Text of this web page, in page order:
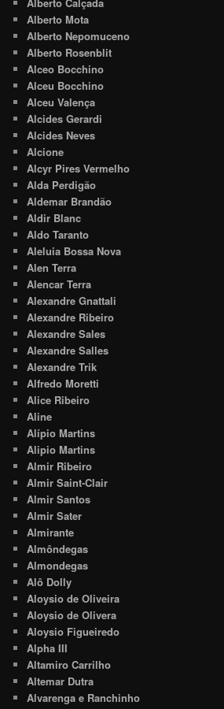
Alberto Mota
Alberto Nepomuceno
Alberto Rosenblit
Alceo Bocchino
Alceu Bocchino
Alceu Valença
Alcides Gerardi
Alcides Neves
Alcione
Alcyr Pires Vermelho
Alda Perdigão
Aldemar Brandão
Aldir Blanc
Aldo Taranto
Aleluia Bossa Nova
Alen Terra
Alencar Terra
Alexandre Gnattali
Alexandre Ribeiro
Alexandre Sales
Alexandre Salles
Alexandre Trik
Alfredo Moretti
Alice Ribeiro
Aline
Alípio Martins
Alipio Martins
Almir Ribeiro
Almir Saint-Clair
Almir Santos
Almir Sater
Almirante
Almôndegas
Almondegas
Alô Dolly
Aloysio de Oliveira
Aloysio de Olivera
Aloysio Figueiredo
Alpha III
Altamiro Carrilho
Altemar Dutra
Alvarenga e Ranchinho